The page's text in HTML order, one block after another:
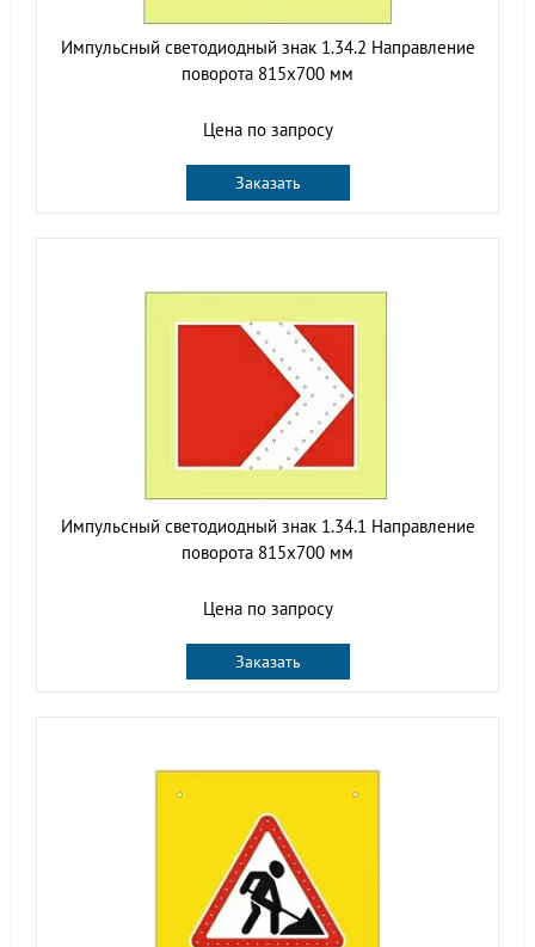
Импульсный светодиодный знак 1.34.2 Направление
поворота 815x700 мм
Цена по запросу
Заказать
Импульсный светодиодный знак 1.34.1 Направление
поворота 815x700 мм
Цена по запросу
Заказать